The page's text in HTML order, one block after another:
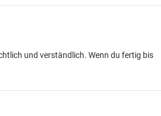
und verständlich. Wenn du fertig bis